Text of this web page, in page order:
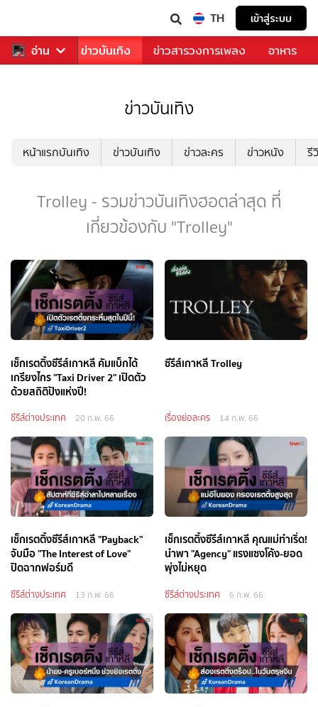
TH เข้าสู่ระบบ
อ่าน
ฬา ข่าว ข่าวบันเทิง ข่าวสารวงการเพลง อาหาร
ข่าวบันเทิง
หน้าแรกบันเทิง ข่าวบันเทิง ข่าวละคร ข่าวหนัง รี
Trolley - รวมข่าวบันเทิงฮอตล่าสุด ที่
เกี่ยวข้องกับ "Trolley"
เช็กเรตติ้งซีรีส์เกาหลี คัมแบ็กได้
เกรียงไกร "Taxi Driver 2" เปิดตัว
ด้วยสถิติปังแห่งปี!
ซีรีส์ต่างประเทศ 20 ก.พ. 66
ซีรีส์เกาหลี Trolley
เรื่องย่อละคร 14 ก.พ. 66
เช็กเรตติ้งซีรีส์เกาหลี "Payback"
จับมือ "The Interest of Love"
ปิดฉากฟอร์มดี
ซีรีส์ต่างประเทศ 13 ก.พ. 66
เช็กเรตติ้งซีรีส์เกาหลี คุณแม่ทำเริ่ด!
นำพา "Agency" แรงแซงโค้ง-ยอด
พุ่งไม่หยุด
ซีรีส์ต่างประเทศ 6 ก.พ. 66